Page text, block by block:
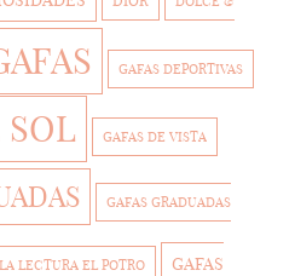
GAFAS DEPORTIVAS
SOL GAFAS DE VISTA
GAFAS GRADUADAS
LECTURA EL POTRO GAFAS